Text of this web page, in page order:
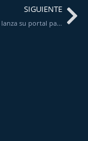
SIGUIENTE
Amazon Music lanza su portal para artistas